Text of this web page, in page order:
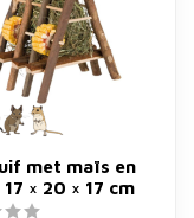
met maïs en
× 20 × 17 cm